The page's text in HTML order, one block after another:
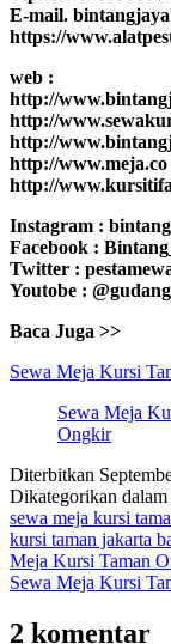
E-mail.
https://
web :
http://
http://
http://
http://www.meja.co
http://
Instagram :
Facebook :
Twitter :
Youtobe :
Baca Juga >>
Sewa Meja Kursi
Sewa Meja
Ongkir
Diterbitkan
Dikategorikan dalam
sewa meja kursi
kursi taman jakarta
Meja Kursi Taman
Sewa Meja Kursi
2 komentar